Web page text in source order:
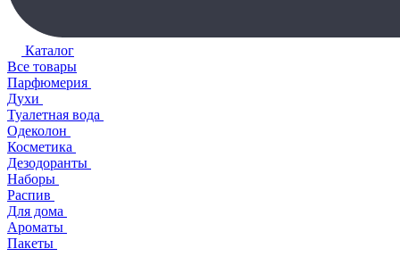
Каталог
Все товары
Парфюмерия
Духи
Туалетная вода
Одеколон
Косметика
Дезодоранты
Наборы
Распив
Для дома
Ароматы
Пакеты